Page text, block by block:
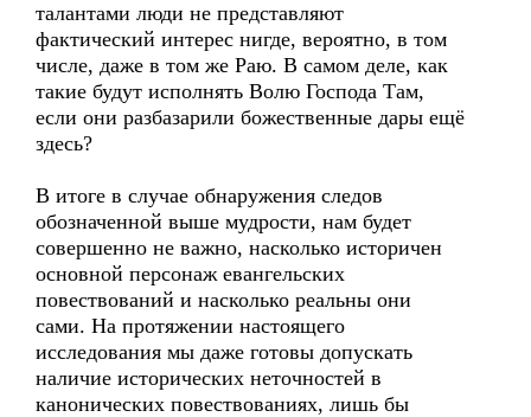
талантами люди не представляют
фактический интерес нигде, вероятно, в том
числе, даже в том же Раю. В самом деле, как
такие будут исполнять Волю Господа Там,
если они разбазарили божественные дары ещё
здесь?
В итоге в случае обнаружения следов
обозначенной выше мудрости, нам будет
совершенно не важно, насколько историчен
основной персонаж евангельских
повествований и насколько реальны они
сами. На протяжении настоящего
исследования мы даже готовы допускать
наличие исторических неточностей в
канонических повествованиях, лишь бы